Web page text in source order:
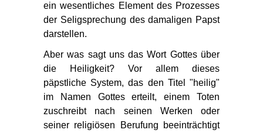
ein wesentliches Element des Prozesses
der Seligsprechung des damaligen Papst
darstellen.
Aber was sagt uns das Wort Gottes über
die Heiligkeit? Vor allem dieses
päpstliche System, das den Titel "heilig"
im Namen Gottes erteilt, einem Toten
zuschreibt nach seinen Werken oder
seiner religiösen Berufung beeinträchtigt